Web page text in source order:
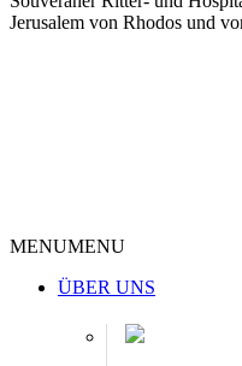
Jerusalem von Rhodos und
MENUMENU
ÜBER UNS